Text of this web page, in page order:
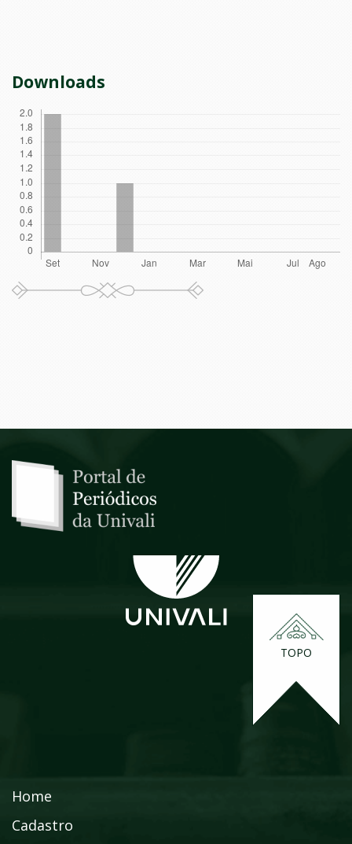
Downloads
TOPO
Home
Cadastro